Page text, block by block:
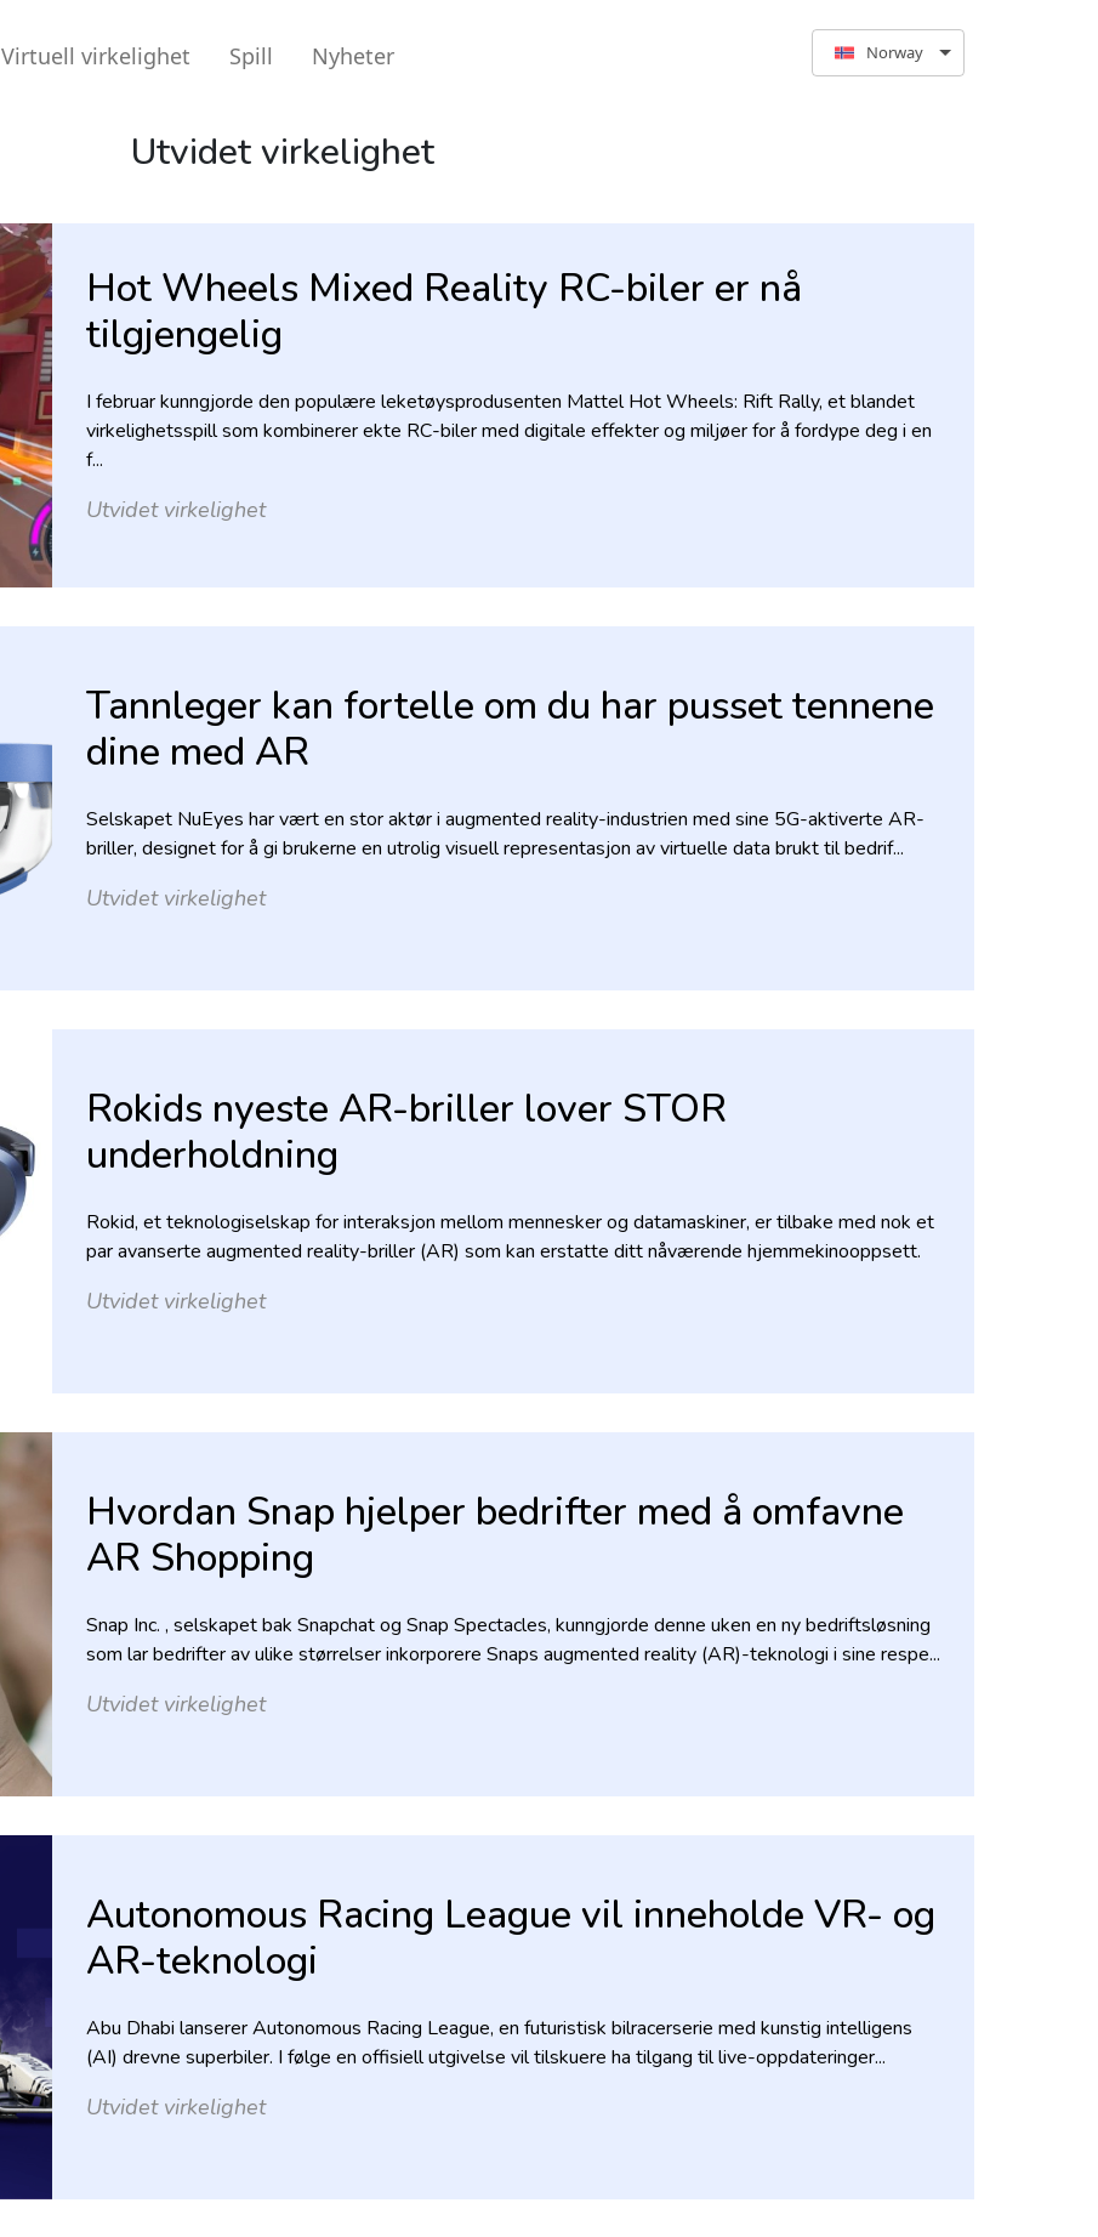
Virtuell virkelighet Spill Nyheter Norway
Utvidet virkelighet
Hot Wheels Mixed Reality RC-biler er nå
tilgjengelig
I februar kunngjorde den populære leketøysprodusenten Mattel Hot Wheels: Rift Rally, et blandet
virkelighetsspill som kombinerer ekte RC-biler med digitale effekter og miljøer for å fordype deg i en
f...
Utvidet virkelighet
Tannleger kan fortelle om du har pusset tennene
dine med AR
Selskapet NuEyes har vært en stor aktør i augmented reality-industrien med sine 5G-aktiverte AR-
briller, designet for å gi brukerne en utrolig visuell representasjon av virtuelle data brukt til bedrif...
Utvidet virkelighet
Rokids nyeste AR-briller lover STOR
underholdning
Rokid, et teknologiselskap for interaksjon mellom mennesker og datamaskiner, er tilbake med nok et
par avanserte augmented reality-briller (AR) som kan erstatte ditt nåværende hjemmekinooppsett.
Utvidet virkelighet
Hvordan Snap hjelper bedrifter med å omfavne
AR Shopping
Snap Inc. , selskapet bak Snapchat og Snap Spectacles, kunngjorde denne uken en ny bedriftsløsning
som lar bedrifter av ulike størrelser inkorporere Snaps augmented reality (AR)-teknologi i sine respe...
Utvidet virkelighet
Autonomous Racing League vil inneholde VR- og
AR-teknologi
Abu Dhabi lanserer Autonomous Racing League, en futuristisk bilracerserie med kunstig intelligens
(AI) drevne superbiler. I følge en offisiell utgivelse vil tilskuere ha tilgang til live-oppdateringer...
Utvidet virkelighet